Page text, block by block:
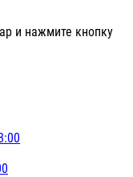
и нажмите кнопку